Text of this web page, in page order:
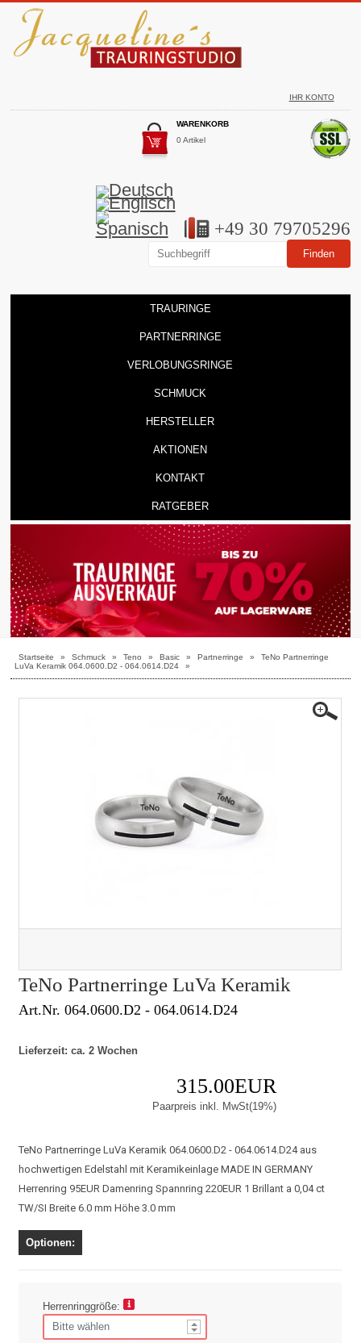
IHR KONTO
WARENKORB
0 Artikel
+49 30 79705296
TRAURINGE
PARTNERRINGE
VERLOBUNGSRINGE
SCHMUCK
HERSTELLER
AKTIONEN
KONTAKT
RATGEBER
Startseite » Schmuck » Teno » Basic » Partnerringe »
TeNo Partnerringe
LuVa Keramik 064.0600.D2 - 064.0614.D24
»
TeNo Partnerringe LuVa Keramik
Art.Nr. 064.0600.D2 - 064.0614.D24
Lieferzeit: ca. 2 Wochen
315.00EUR
Paarpreis inkl. MwSt(19%)
TeNo Partnerringe LuVa Keramik 064.0600.D2 - 064.0614.D24 aus
hochwertigen Edelstahl mit Keramikeinlage MADE IN GERMANY
Herrenring 95EUR Damenring Spannring 220EUR 1 Brillant a 0,04 ct
TW/SI Breite 6.0 mm Höhe 3.0 mm
Optionen:
Herrenringgröße: